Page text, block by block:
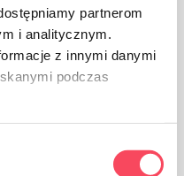
partnerom
i analitycznym.
z innymi danymi
podczas